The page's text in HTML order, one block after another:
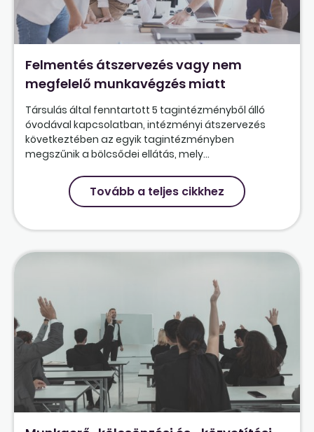
Felmentés átszervezés vagy nem
megfelelő munkavégzés miatt
Társulás által fenntartott 5 tagintézményből álló
óvodával kapcsolatban, intézményi átszervezés
következtében az egyik tagintézményben
megszűnik a bölcsődei ellátás, mely...
Tovább a teljes cikkhez